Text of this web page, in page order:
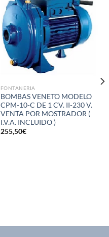
Añadir
a la
lista de
deseos
FONTANERIA
BOMBAS VENETO MODELO
CPM-10-C DE 1 CV. II-230 V.
VENTA POR MOSTRADOR (
I.V.A. INCLUIDO )
255,50€